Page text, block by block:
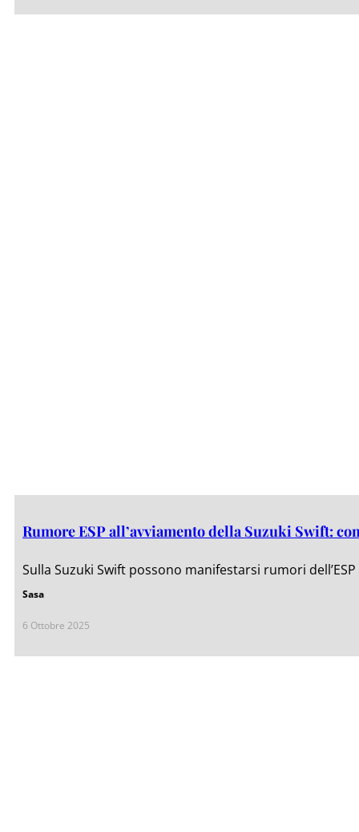
Rumore ESP all’avviamento della Suzuki Swift:
Sulla Suzuki Swift possono manifestarsi rumori
Sasa
6 Ottobre 2025